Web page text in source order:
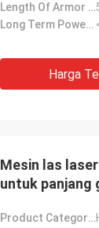
Length Of Armor Cable(m):
Long Term Power Stability(%):
Harga
Mesin las
untuk panjang
Product Category: